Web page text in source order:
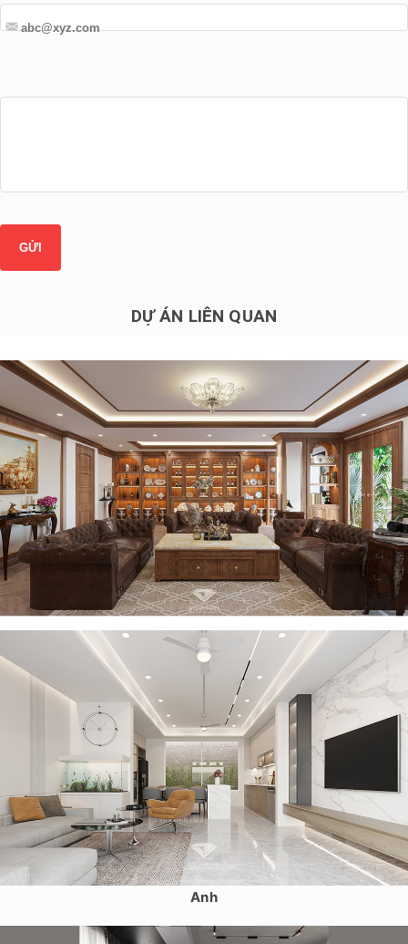
DỰ ÁN LIÊN QUAN
Dự án thiết kế nội thất nhà phố tân cổ điển sang trọng tại Vũ
Tông Phan – Anh Đạt
Thiết kế nội thất nhà phố 4 tầng tại Gia Lâm, Hà Nội – Chị Lan
Anh